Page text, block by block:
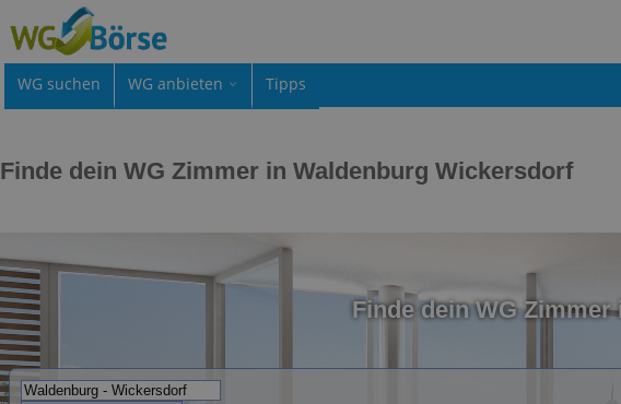
WG suchen WG anbieten Tipps
Finde dein WG Zimmer in Waldenburg Wickersdorf
Finde dein WG Zimmer